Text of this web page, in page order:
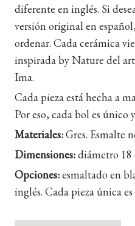
diferente en inglés. Si
versión original en
ordenar. Cada cerámica
inspirada by Nature del
Ima.
Cada pieza está hecha a
Por eso, cada bol es
Materiales:Gres. Esmalte
Dimensiones:diámetro 18
Opciones:esmaltado en
inglés. Cada pieza única